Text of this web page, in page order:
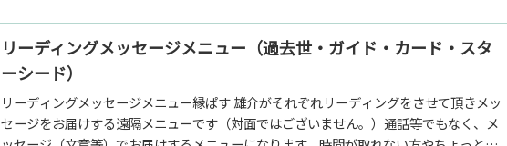
リーディングメッセージメニュー（過去世・ガイド・カード・スタ
ーシード）
リーディングメッセージメニュー縁ぱす 雄介がそれぞれリーディングをさせて頂きメッ
セージをお届けする遠隔メニューです（対面ではございません。）通話等でもなく、メ